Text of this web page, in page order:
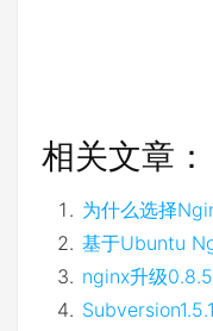
相关文章：
为什么选择
基于Ubuntu
nginx升级